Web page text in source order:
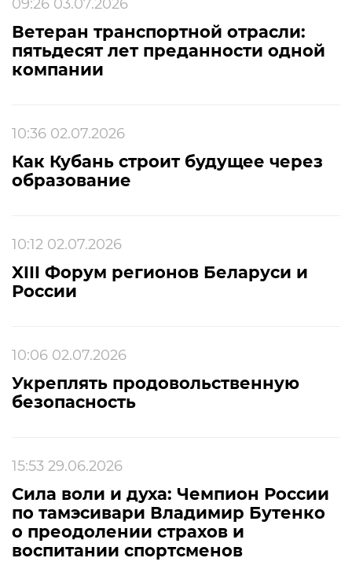
09:26 03.07.2026
Ветеран транспортной отрасли:
пятьдесят лет преданности одной
компании
10:36 02.07.2026
Как Кубань строит будущее через
образование
10:12 02.07.2026
XIII Форум регионов Беларуси и
России
10:06 02.07.2026
Укреплять продовольственную
безопасность
15:53 29.06.2026
Сила воли и духа: Чемпион России
по тамэсивари Владимир Бутенко
о преодолении страхов и
воспитании спортсменов